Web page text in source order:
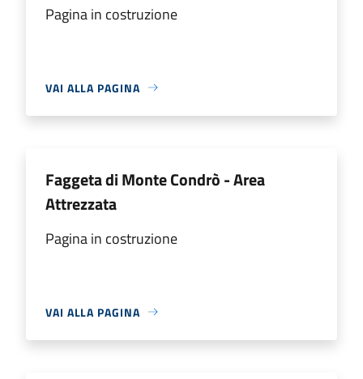
Pagina in costruzione
VAI ALLA PAGINA
Faggeta di Monte Condrò - Area
Attrezzata
Pagina in costruzione
VAI ALLA PAGINA